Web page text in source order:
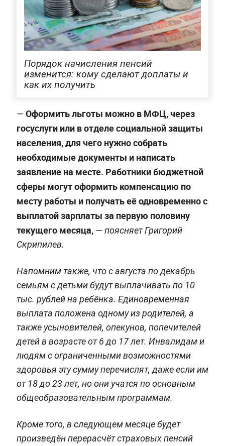
Порядок начисления пенсий
изменится: кому сделают доплаты и
как их получить
— Оформить льготы можно в МФЦ, через
госуслуги или в отделе социальной защиты
населения, для чего нужно собрать
необходимые документы и написать
заявление на месте. Работники бюджетной
сферы могут оформить компенсацию по
месту работы и получать её одновременно с
выплатой зарплаты за первую половину
текущего месяца, — поясняет Григорий
Скрипилев.
Напомним также, что с августа по декабрь
семьям с детьми будут выплачивать по 10
тыс. рублей на ребёнка. Единовременная
выплата положена одному из родителей, а
также усыновителей, опекунов, попечителей
детей в возрасте от 6 до 17 лет. Инвалидам и
людям с ограниченными возможностями
здоровья эту сумму перечислят, даже если им
от 18 до 23 лет, но они учатся по основным
общеобразовательным программам.
Кроме того, в следующем месяце будет
произведён перерасчёт страховых пенсий